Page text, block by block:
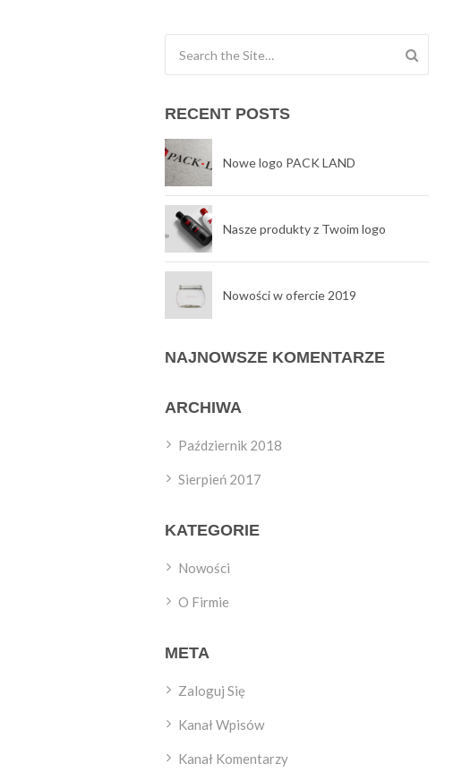
RECENT POSTS
Nowe logo PACK LAND
Nasze produkty z Twoim logo
Nowości w ofercie 2019
NAJNOWSZE KOMENTARZE
ARCHIWA
Październik 2018
Sierpień 2017
KATEGORIE
Nowości
O Firmie
META
Zaloguj Się
Kanał Wpisów
Kanał Komentarzy